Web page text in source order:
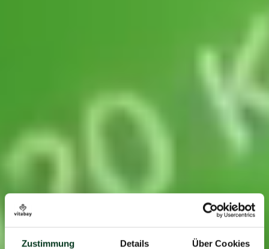
Zustimmung Details Über Cookies